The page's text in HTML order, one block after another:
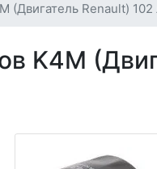
(Двигатель Renault) 102
K4M